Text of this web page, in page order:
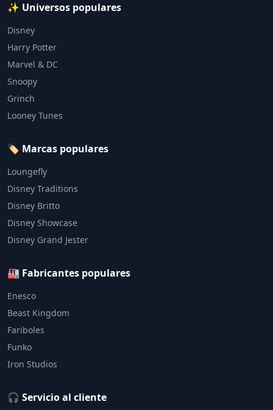
✨ Universos populares
Disney
Harry Potter
Marvel & DC
Snoopy
Grinch
Looney Tunes
🏷️ Marcas populares
Loungefly
Disney Traditions
Disney Britto
Disney Showcase
Disney Grand Jester
🏭 Fabricantes populares
Enesco
Beast Kingdom
Fariboles
Funko
Iron Studios
🎧 Servicio al cliente